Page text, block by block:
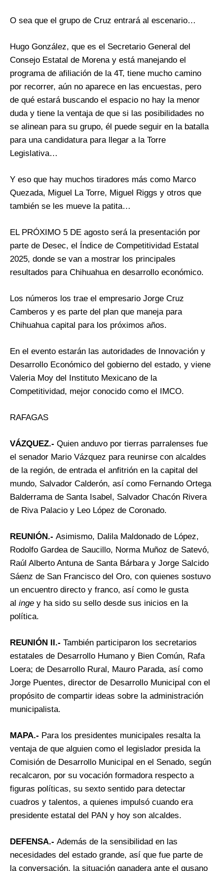
O sea que el grupo de Cruz entrará al escenario…
Hugo González, que es el Secretario General del
Consejo Estatal de Morena y está manejando el
programa de afiliación de la 4T, tiene mucho camino
por recorrer, aún no aparece en las encuestas, pero
de qué estará buscando el espacio no hay la menor
duda y tiene la ventaja de que si las posibilidades no
se alinean para su grupo, él puede seguir en la batalla
para una candidatura para llegar a la Torre
Legislativa…
Y eso que hay muchos tiradores más como Marco
Quezada, Miguel La Torre, Miguel Riggs y otros que
también se les mueve la patita…
EL PRÓXIMO 5 DE agosto será la presentación por
parte de Desec, el Índice de Competitividad Estatal
2025, donde se van a mostrar los principales
resultados para Chihuahua en desarrollo económico.
Los números los trae el empresario Jorge Cruz
Camberos y es parte del plan que maneja para
Chihuahua capital para los próximos años.
En el evento estarán las autoridades de Innovación y
Desarrollo Económico del gobierno del estado, y viene
Valeria Moy del Instituto Mexicano de la
Competitividad, mejor conocido como el IMCO.
RAFAGAS
VÁZQUEZ.- Quien anduvo por tierras parralenses fue
el senador Mario Vázquez para reunirse con alcaldes
de la región, de entrada el anfitrión en la capital del
mundo, Salvador Calderón, así como Fernando Ortega
Balderrama de Santa Isabel, Salvador Chacón Rivera
de Riva Palacio y Leo López de Coronado.
REUNIÓN.- Asimismo, Dalila Maldonado de López,
Rodolfo Gardea de Saucillo, Norma Muñoz de Satevó,
Raúl Alberto Antuna de Santa Bárbara y Jorge Salcido
Sáenz de San Francisco del Oro, con quienes sostuvo
un encuentro directo y franco, así como le gusta
al inge y ha sido su sello desde sus inicios en la
política.
REUNIÓN II.- También participaron los secretarios
estatales de Desarrollo Humano y Bien Común, Rafa
Loera; de Desarrollo Rural, Mauro Parada, así como
Jorge Puentes, director de Desarrollo Municipal con el
propósito de compartir ideas sobre la administración
municipalista.
MAPA.- Para los presidentes municipales resalta la
ventaja de que alguien como el legislador presida la
Comisión de Desarrollo Municipal en el Senado, según
recalcaron, por su vocación formadora respecto a
figuras políticas, su sexto sentido para detectar
cuadros y talentos, a quienes impulsó cuando era
presidente estatal del PAN y hoy son alcaldes.
DEFENSA.- Además de la sensibilidad en las
necesidades del estado grande, así que fue parte de
la conversación, la situación ganadera ante el gusano